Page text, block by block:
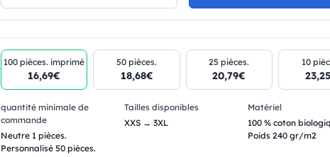
100 pièces. imprimé
16,69€
50 pièces.
18,68€
25 pièces.
20,79€
10
quantité minimale de
commande
Neutre 1 pièces.
Personnalisé 50 pièces.
Tailles disponibles
XXS → 3XL
Matériel
100 % coton
Poids 240 gr/m2